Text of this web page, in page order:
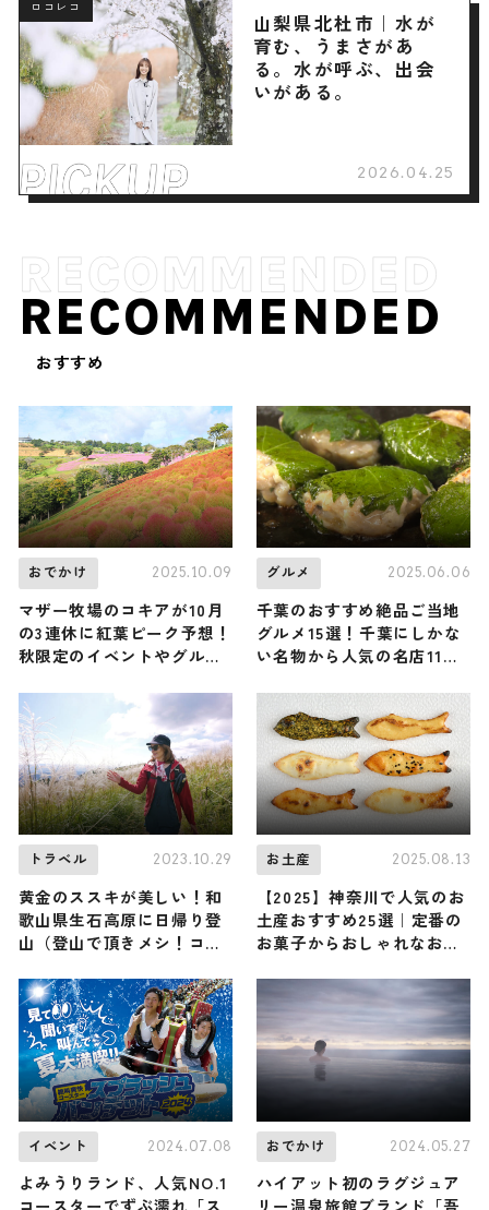
ロコレコ
山梨県北杜市｜水が
育む、うまさがあ
る。水が呼ぶ、出会
いがある。
2026.04.25
RECOMMENDED
おすすめ
おでかけ 2025.10.09
マザー牧場のコキアが10月
の3連休に紅葉ピーク予想！
秋限定のイベントやグルメ
市
グルメ 2025.06.06
千葉のおすすめ絶品ご当地
グルメ15選！千葉にしかな
い名物から人気の名店11選
トラベル 2023.10.29
黄金のススキが美しい！和
歌山県生石高原に日帰り登
山（登山で頂きメシ！コラ
お土産 2025.08.13
【2025】神奈川で人気のお
土産おすすめ25選｜定番の
お菓子からおしゃれなお土
イベント 2024.07.08
よみうりランド、人気NO.1
おでかけ 2024.05.27
ハイアット初のラグジュア